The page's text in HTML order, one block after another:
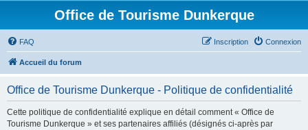
Office de Tourisme Dunkerque
FAQ Connexion
Inscription
Accueil du forum
Office de Tourisme Dunkerque - Politique de confidentialité
Cette politique de confidentialité explique en détail comment « Office de
Tourisme Dunkerque » et ses partenaires affiliés (désignés ci-après par